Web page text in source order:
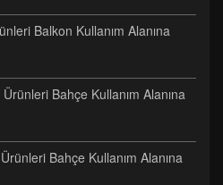
Balkon Kullanım Alanına
Ürünleri Bahçe Kullanım Alanına
Bahçe Kullanım Alanına